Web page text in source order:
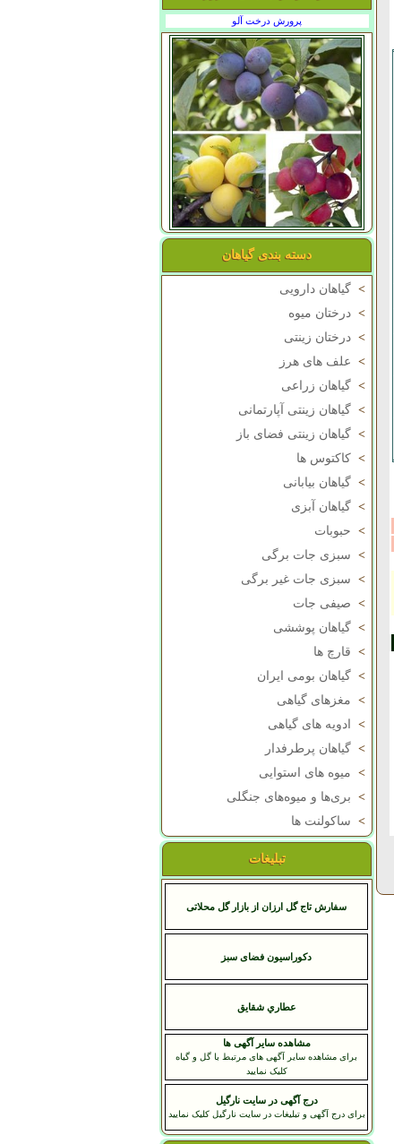
پرورش درخت آلو
دسته بندی گیاهان
> گیاهان دارویی
> درختان میوه
> درختان زینتی
> علف های هرز
> گیاهان زراعی
> گیاهان زینتی آپارتمانی
> گیاهان زینتی فضای باز
> کاکتوس ها
> گیاهان بیابانی
> گیاهان آبزی
> حبوبات
> سبزی جات برگی
> سبزی جات غیر برگی
> صیفی جات
> گیاهان پوششی
> قارچ ها
> گیاهان بومی ایران
> مغزهای گیاهی
>
ادویه های گیاهی
> گیاهان پرطرفدار
> میوه های استوایی
> بری‌ها و میوه‌های جنگلی
> ساکولنت ها
تبلیغات
سفارش تاج گل ارزان از بازار گل محلاتی
دکوراسیون فضای سبز
عطاري شقايق
مشاهده سایر آگهی ها
برای مشاهده سایر آگهی های مرتبط با گل و گیاه
کلیک نمایید
درج آگهی در سایت نارگیل
برای درج آگهی و تبلیغات در سایت نارگیل کلیک نمایید